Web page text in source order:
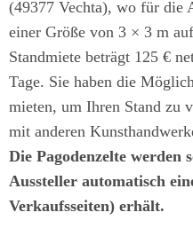
(49377 Vechta), wo für die
einer Größe von 3 × 3 m
Standmiete beträgt 125 €
Tage. Sie haben die
mieten, um Ihren Stand zu
mit anderen
Die Pagodenzelte werden
Aussteller automatisch
Verkaufsseiten) erhält.